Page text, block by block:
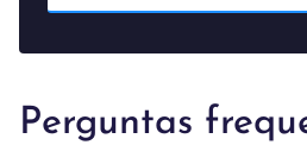
Perguntas